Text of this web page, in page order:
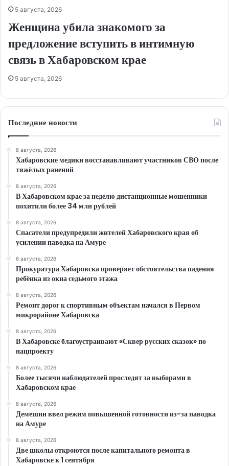
5 августа, 2026
Женщина убила знакомого за
предложение вступить в интимную
связь в Хабаровском крае
5 августа, 2026
Последние новости
8 августа, 2026
Хабаровские медики восстанавливают участников СВО после
тяжёлых ранений
8 августа, 2026
В Хабаровском крае за неделю дистанционные мошенники
похитили более 34 млн рублей
8 августа, 2026
Спасатели предупредили жителей Хабаровского края об
усилении паводка на Амуре
8 августа, 2026
Прокуратура Хабаровска проверяет обстоятельства падения
ребёнка из окна седьмого этажа
8 августа, 2026
Ремонт дорог к спортивным объектам начался в Первом
микрорайоне Хабаровска
8 августа, 2026
В Хабаровске благоустраивают «Сквер русских сказок» по
нацпроекту
8 августа, 2026
Более тысячи наблюдателей проследят за выборами в
Хабаровском крае
8 августа, 2026
Демешин ввел режим повышенной готовности из-за паводка
на Амуре
8 августа, 2026
Две школы откроются после капитального ремонта в
Хабаровске к 1 сентября